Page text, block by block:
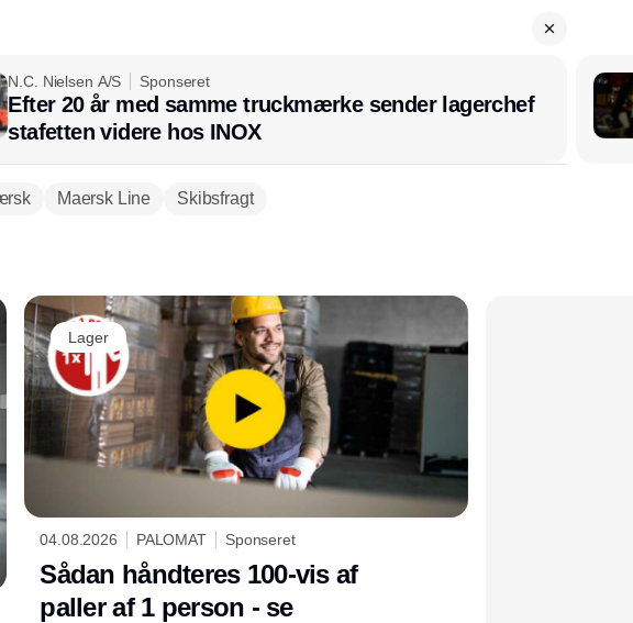
N.C. Nielsen A/S Sponseret
Efter 20 år med samme truckmærke sender lagerchef
stafetten videre hos INOX
Maersk Line Skibsfragt
Lager
04.08.2026 PALOMAT Sponseret
Sådan håndteres 100-vis af
paller af 1 person - se